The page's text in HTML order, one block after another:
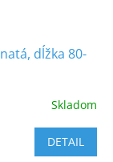
dĺžka 80-
Skladom
DETAIL